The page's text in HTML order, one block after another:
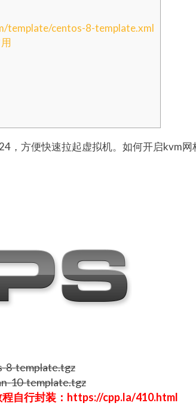
template/centos-8-template.xml
，方便快速拉起虚拟机。如何开启kvm网
8-template.tgz
10-template.tgz
自行封装：https://cpp.la/410.html